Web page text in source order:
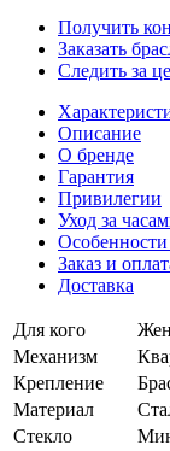
Получить
Заказать
Следить за
Описание
О бренде
Гарантия
Привилегии
Уход за
Заказ и
Доставка
Для кого
Механизм
Крепление
Материал
Стекло